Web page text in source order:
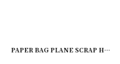
[20200407-12] PAPER BAG PLANE SCRAP H.H.SERRER&SON